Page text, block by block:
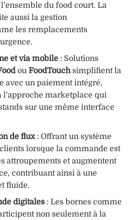
du food court. La
aussi la gestion
les remplacements
et via mobile: Solutions
ou FoodTouchsimplifient la
avec un paiement intégré,
l’approche marketplace qui
sur une même interface
de flux: Offrant un système
lorsque la commande est
attroupements et augmentent
contribuant ainsi à une
fluide.
digitales: Les bornes comme
non seulement à la